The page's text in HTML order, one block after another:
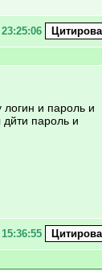
и пароль и
пароль и